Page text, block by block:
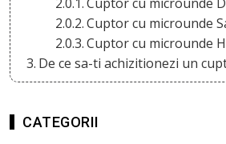
Cuptor cu microunde
Cuptor cu microunde
De ce sa-ti achizitionezi un
CATEGORII